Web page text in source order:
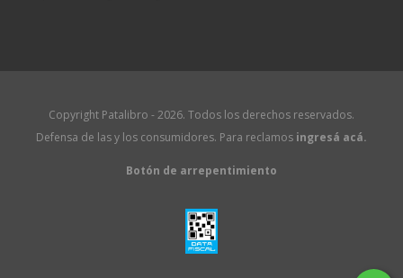
Copyright Patalibro - 2026. Todos los derechos reservados.
Defensa de las y los consumidores. Para reclamos ingresá acá.
Botón de arrepentimiento